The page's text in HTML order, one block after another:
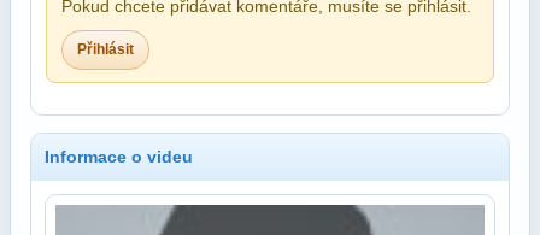
Pokud chcete přidávat komentáře, musíte se přihlásit.
Přihlásit
Informace o videu